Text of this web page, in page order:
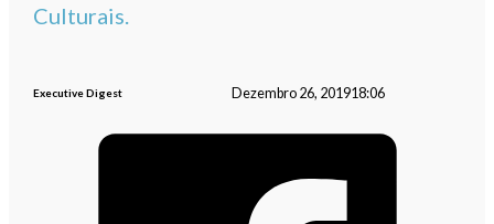
Culturais.
Executive Digest Dezembro 26, 201918:06